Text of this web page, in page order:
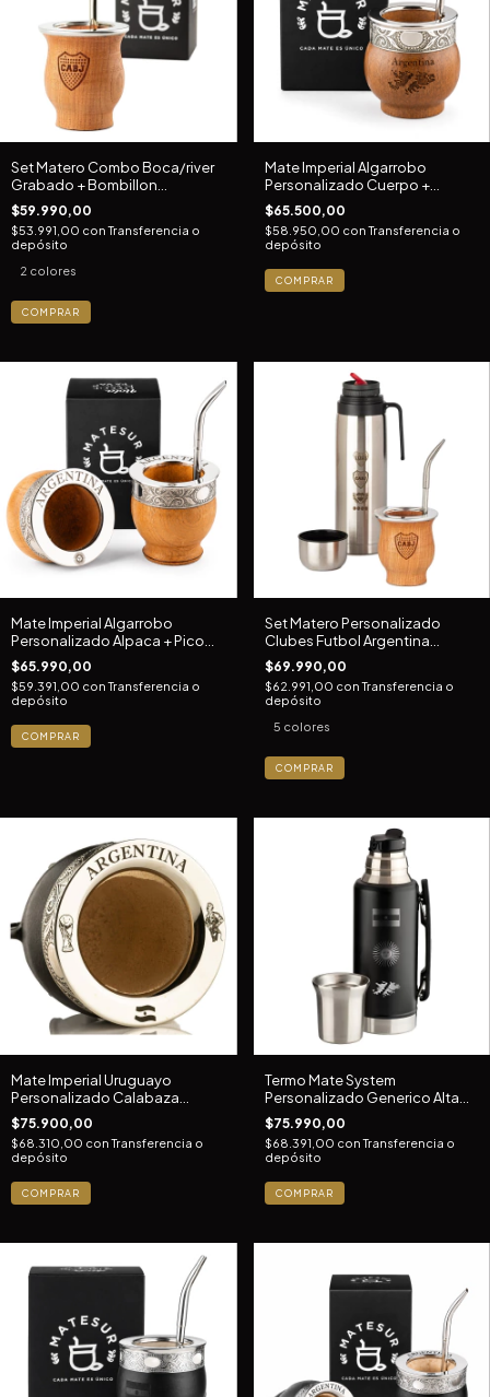
Set Matero Combo Boca/river
Grabado + Bombillon
Escudobronce
$59.990,00
$53.991,00 con Transferencia o
depósito
2 colores
COMPRAR
Mate Imperial Algarrobo
Personalizado Cuerpo +
Bombilla
$65.500,00
$58.950,00 conTransferencia o
depósito
COMPRAR
Mate Imperial Algarrobo
Personalizado Alpaca + Pico
Loro
$65.990,00
$59.391,00 con Transferencia o
depósito
COMPRAR
Set Matero Personalizado
Clubes Futbol Argentina
Fanatico
$69.990,00
$62.991,00 conTransferencia o
depósito
5 colores
COMPRAR
Mate Imperial Uruguayo
Personalizado Calabaza
Alpaca Cuero
$75.900,00
$68.310,00 con Transferencia o
depósito
COMPRAR
Termo Mate System
Personalizado Generico Alta
Precision 1l
$75.990,00
$68.391,00 conTransferencia o
depósito
COMPRAR